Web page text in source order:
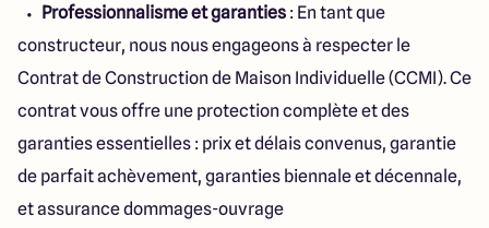
Professionnalisme et garanties : En tant que
constructeur, nous nous engageons à respecter le
Contrat de Construction de Maison Individuelle (CCMI). Ce
contrat vous offre une protection complète et des
garanties essentielles : prix et délais convenus, garantie
de parfait achèvement, garanties biennale et décennale,
et assurance dommages-ouvrage